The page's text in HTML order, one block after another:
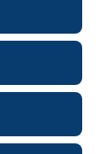
erid: 2SDnjcrDNw6